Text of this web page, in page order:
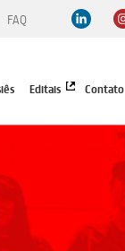
FAQ
Editais Contato